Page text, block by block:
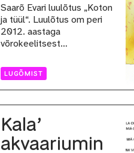
Saarõ Evari luulõtus „Koton
ja tüül“. Luulõtus om peri
2012. aastaga
võrokeelitsest…
LUGÕMIST
Kala’
akvaariumin